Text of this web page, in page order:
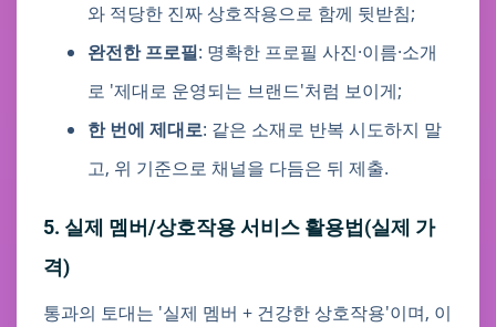
와 적당한 진짜 상호작용으로 함께 뒷받침;
완전한 프로필: 명확한 프로필 사진·이름·소개
로 '제대로 운영되는 브랜드'처럼 보이게;
한 번에 제대로: 같은 소재로 반복 시도하지 말
고, 위 기준으로 채널을 다듬은 뒤 제출.
5. 실제 멤버/상호작용 서비스 활용법(실제 가
격)
통과의 토대는 '실제 멤버 + 건강한 상호작용'이며, 이